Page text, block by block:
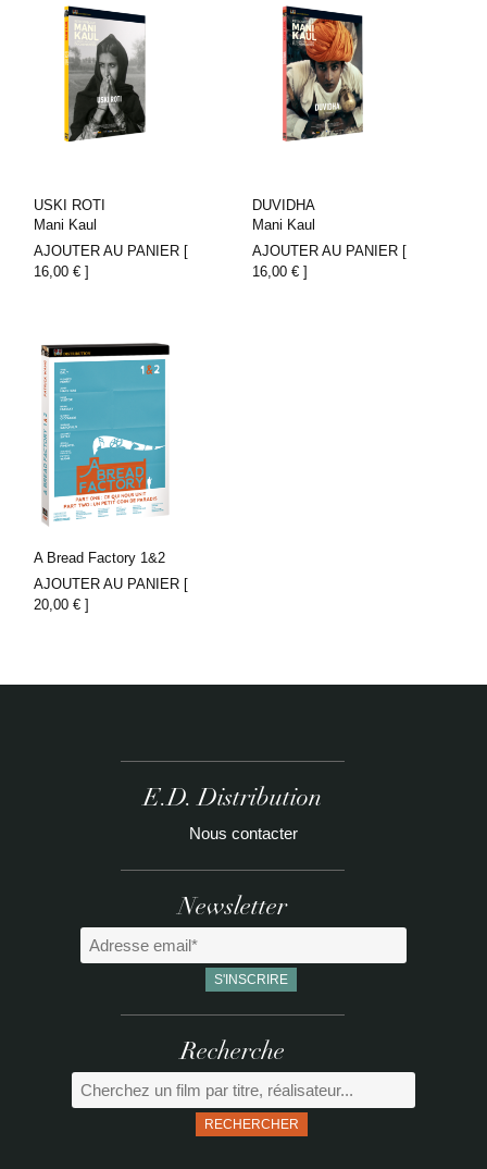
USKI ROTI
Mani Kaul
AJOUTER AU PANIER [
16,00€ ]
DUVIDHA
Mani Kaul
AJOUTER AU PANIER [
16,00 €]
A Bread Factory 1&2
AJOUTER AU PANIER [
20,00€ ]
E.D. Distribution
Nous contacter
Newsletter
Recherche
RECHERCHER